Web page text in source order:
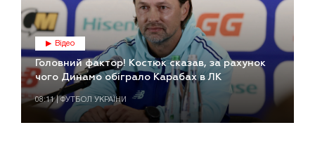
Відео
Головний фактор! Костюк сказав, за рахунок
чого Динамо обіграло Карабах в ЛК
08:11 | ФУТБОЛ УКРАЇНИ